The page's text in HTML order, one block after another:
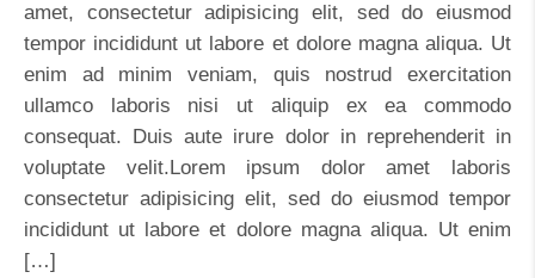
amet, consectetur adipisicing elit, sed do eiusmod
tempor incididunt ut labore et dolore magna aliqua. Ut
enim ad minim veniam, quis nostrud exercitation
ullamco laboris nisi ut aliquip ex ea commodo
consequat. Duis aute irure dolor in reprehenderit in
voluptate velit.Lorem ipsum dolor amet laboris
consectetur adipisicing elit, sed do eiusmod tempor
incididunt ut labore et dolore magna aliqua. Ut enim
[…]